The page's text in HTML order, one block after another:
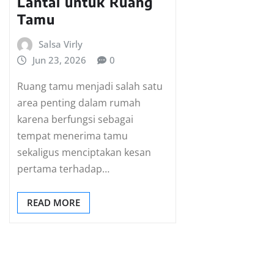
Tamu
Salsa Virly
Jun 23, 2026
0
Ruang tamu menjadi salah satu
area penting dalam rumah
karena berfungsi sebagai
tempat menerima tamu
sekaligus menciptakan kesan
pertama terhadap…
READ MORE